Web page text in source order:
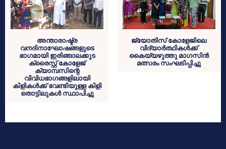
അന്താരാഷ്ട്ര
വനദിനാഘോഷങ്ങളുടെ
ഭാഗമായി ഇരിങ്ങാലക്കുട
ക്രൈസ്റ്റ് കോളേജ്
ക്യാമ്പസിന്റെ
വിവിധഭാഗങ്ങളിലായി
കിളികൾക്ക് വേണ്ടിയുള്ള കിളി
തൊട്ടിലുകൾ സ്ഥാപിച്ചു
ജ്യോതിസ് കോളേജിലെ
വിദ്യാർത്ഥികൾക്ക്
കൈയ്യഴുത്തു മാഗസിൻ
മത്സരം സംഘടിപ്പിച്ചു